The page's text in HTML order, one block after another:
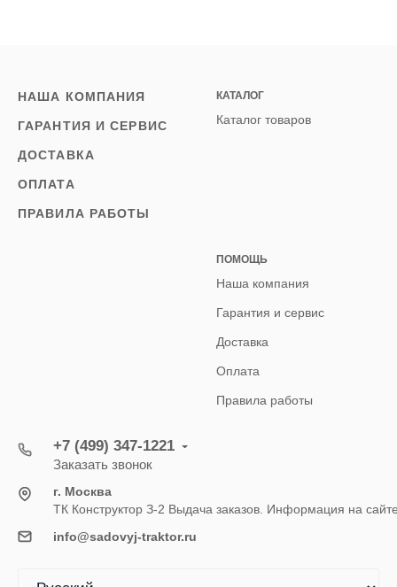
НАША КОМПАНИЯ
ГАРАНТИЯ И СЕРВИС
ДОСТАВКА
ОПЛАТА
ПРАВИЛА РАБОТЫ
КАТАЛОГ
Каталог товаров
ПОМОЩЬ
Наша компания
Гарантия и сервис
Доставка
Оплата
Правила работы
+7 (499) 347-1221
Заказать звонок
г. Москва
ТК Конструктор З-2 Выдача заказов. Информация на
info@sadovyj-traktor.ru